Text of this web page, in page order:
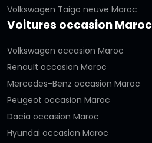
Volkswagen Taigo neuve Maroc
Voitures occasion Maroc
Volkswagen occasion Maroc
Renault occasion Maroc
Mercedes-Benz occasion Maroc
Peugeot occasion Maroc
Dacia occasion Maroc
Hyundai occasion Maroc